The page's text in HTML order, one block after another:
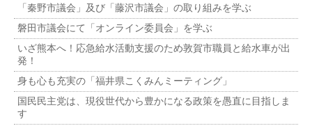
「秦野市議会」及び「藤沢市議会」の取り組みを学ぶ
磐田市議会にて「オンライン委員会」を学ぶ
いざ熊本へ！応急給水活動支援のため敦賀市職員と給水車が出
発！
身も心も充実の「福井県こくみんミーティング」
国民民主党は、現役世代から豊かになる政策を愚直に目指しま
す